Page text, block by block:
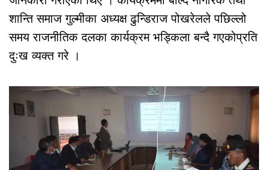
शान्ति समाज गुल्मीका अध्यक्ष ढुन्डिराज पोखरेलले पछिल्लो
समय राजनीतिक दलका कार्यक्रम भड्किला बन्दै गएकोप्रति
दुःख व्यक्त गरे ।